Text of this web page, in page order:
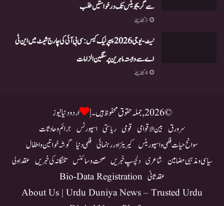
سے گریجویٹس تک درخواستیں طلب
3 گھنٹے پہلے
نیٹ-یو جی 2026 پیپر لیک کیس: سی بی آئی کی چارج شیٹ میں این ٹی
اے سے وابستہ ماہرین پر سنگین الزامات
4 گھنٹے پہلے
© 2026, جملہ حقوق محفوظ ہیں۔ | اردو دنیا نیوز
سرورق بین الاقوامی قومی ریاستی اسپورٹس جرائم و حادثات
سوانح حیات فلمی و اسپوریٹس کیریئر اور رہنمائی فلمی دنیا گوشہ خواتین و اطفال
سیاسی و مذہبی مضامین شاعری دلچسپ خبریں صحت و سائنس تلنگانہ کی خبریں عقد اولی
عقد ثانی Bio-Data Registration
About Us | Urdu Duniya News – Trusted Urdu